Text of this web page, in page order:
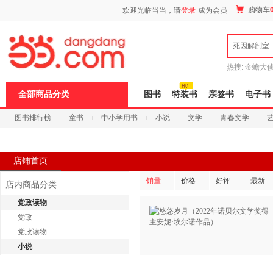
欢迎光临当当，请登录 成为会员 购物车
死因解剖室
热搜: 金蟾大
全部商品分类 图书 特装书 亲签书 电子书
图书排行榜 童书 中小学用书 小说 文学 青春文学
店铺首页
店内商品分类
党政读物
党政
党政读物
小说
销量 价格 好评 最新
页
浪
键
打